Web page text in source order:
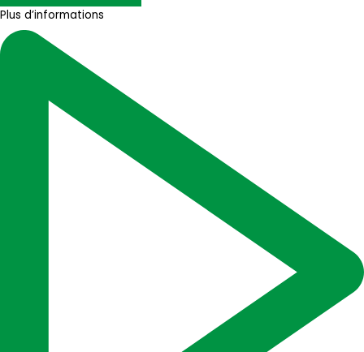
Plus d’informations